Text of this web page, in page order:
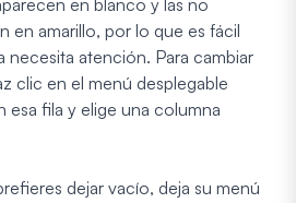
en blanco y las no
en amarillo, por lo que es fácil
necesita atención. Para cambiar
clic en el menú desplegable
esa fila y elige una columna
dejar vacío, deja su menú